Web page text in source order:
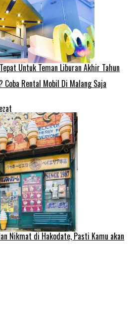
Untuk Teman Liburan Akhir Tahun
Coba Rental Mobil Di Malang Saja
Nikmat di Hakodate, Pasti Kamu akan